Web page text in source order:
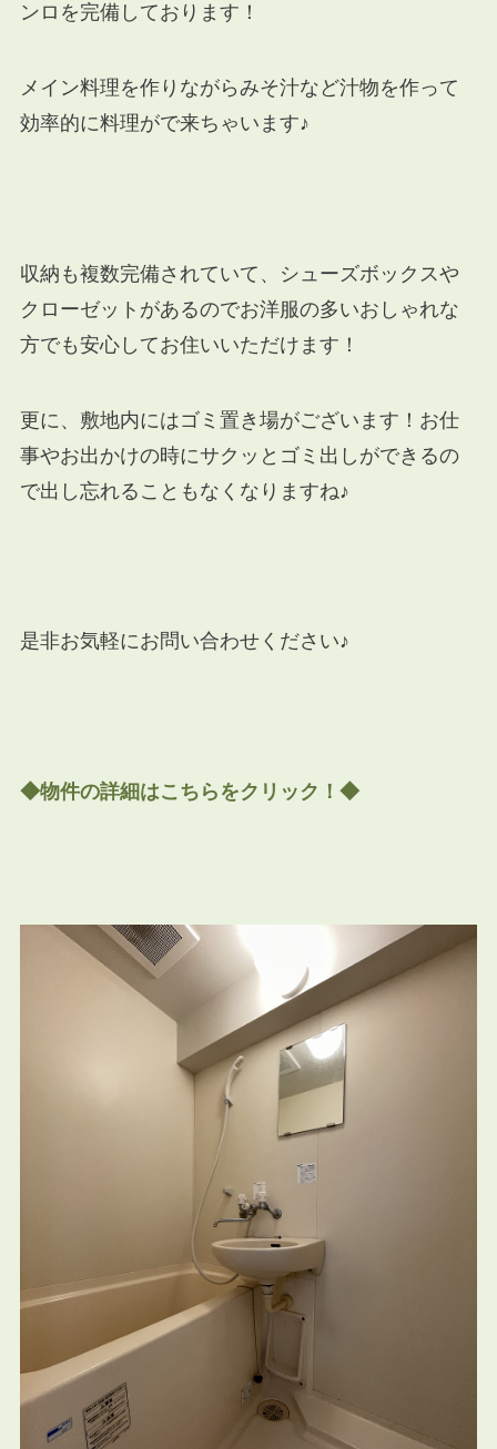
ンロを完備しております！
メイン料理を作りながらみそ汁など汁物を作って
効率的に料理がで来ちゃいます♪
収納も複数完備されていて、シューズボックスや
クローゼットがあるのでお洋服の多いおしゃれな
方でも安心してお住いいただけます！
更に、敷地内にはゴミ置き場がございます！お仕
事やお出かけの時にサクッとゴミ出しができるの
で出し忘れることもなくなりますね♪
是非お気軽にお問い合わせください♪
◆物件の詳細はこちらをクリック！◆